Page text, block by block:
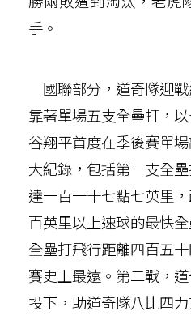
手。
國聯部分，道奇隊迎
靠著單場五支全壘打，
谷翔平首度在季後賽單
大紀錄，包括第一支全
達一百一十七點七英里
百英里以上速球的最快
全壘打飛行距離四百五
賽史上最遠。第二戰，
投下，助道奇隊八比四